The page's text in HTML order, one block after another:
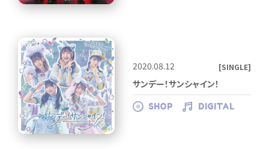
2020.08.12 [SINGLE]
サンデー！サンシャイン！
SHOP DIGITAL